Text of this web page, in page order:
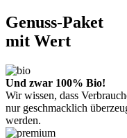
Genuss-Paket
mit Wert
Und zwar 100% Bio!
Wir wissen, dass
nur geschmacklich
werden.